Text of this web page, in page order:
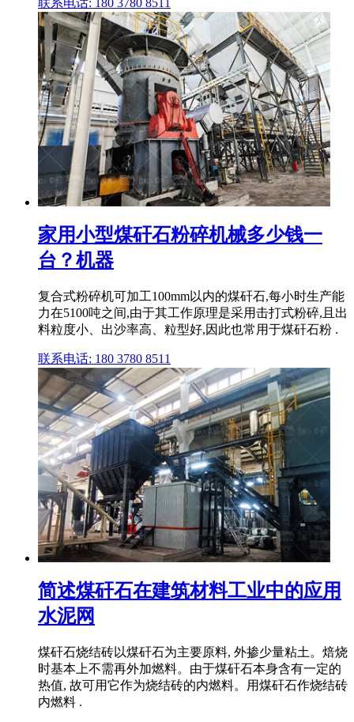
联系电话: 180 3780 8511
家用小型煤矸石粉碎机械多少钱一
台？机器
复合式粉碎机可加工100mm以内的煤矸石,每小时生产能
力在5100吨之间,由于其工作原理是采用击打式粉碎,且出
料粒度小、出沙率高、粒型好,因此也常用于煤矸石粉 .
联系电话: 180 3780 8511
简述煤矸石在建筑材料工业中的应用
水泥网
煤矸石烧结砖以煤矸石为主要原料, 外掺少量粘土。焙烧
时基本上不需再外加燃料。由于煤矸石本身含有一定的
热值, 故可用它作为烧结砖的内燃料。用煤矸石作烧结砖
内燃料 .